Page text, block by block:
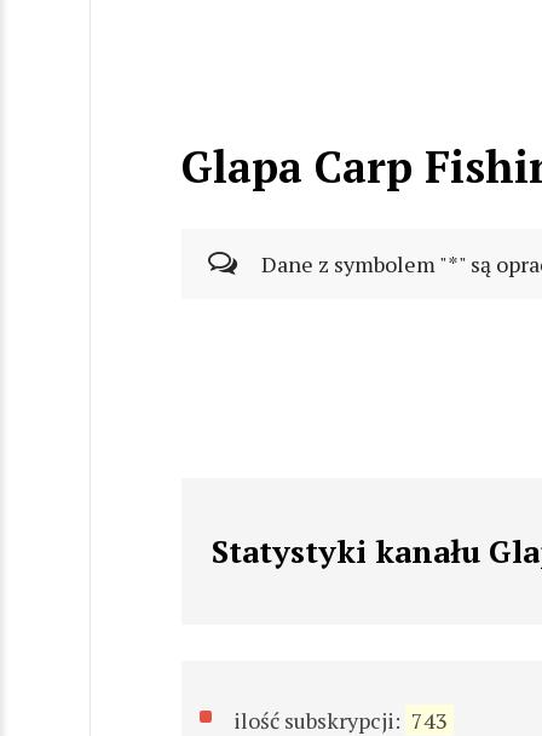
Glapa Carp
Dane z symbolem "*" są
Statystyki kanału
ilość subskrypcji: 743